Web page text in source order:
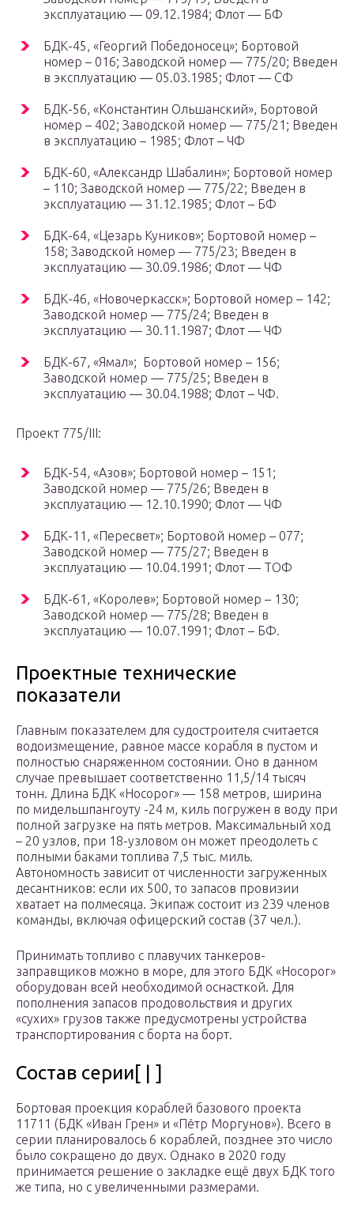
эксплуатацию — 09.12.1984; Флот — БФ
БДК-45, «Георгий Победоносец»; Бортовой
номер – 016; Заводской номер — 775/20; Введен
в эксплуатацию — 05.03.1985; Флот — СФ
БДК-56, «Константин Ольшанский», Бортовой
номер – 402; Заводской номер — 775/21; Введен
в эксплуатацию – 1985; Флот – ЧФ
БДК-60, «Александр Шабалин»; Бортовой номер
– 110; Заводской номер — 775/22; Введен в
эксплуатацию — 31.12.1985; Флот – БФ
БДК-64, «Цезарь Куников»; Бортовой номер –
158; Заводской номер — 775/23; Введен в
эксплуатацию — 30.09.1986; Флот — ЧФ
БДК-46, «Новочеркасск»; Бортовой номер – 142;
Заводской номер — 775/24; Введен в
эксплуатацию — 30.11.1987; Флот — ЧФ
БДК-67, «Ямал»; Бортовой номер – 156;
Заводской номер — 775/25; Введен в
эксплуатацию — 30.04.1988; Флот – ЧФ.
Проект 775/III:
БДК-54, «Азов»; Бортовой номер – 151;
Заводской номер — 775/26; Введен в
эксплуатацию — 12.10.1990; Флот — ЧФ
БДК-11, «Пересвет»; Бортовой номер – 077;
Заводской номер — 775/27; Введен в
эксплуатацию — 10.04.1991; Флот — ТОФ
БДК-61, «Королев»; Бортовой номер – 130;
Заводской номер — 775/28; Введен в
эксплуатацию — 10.07.1991; Флот – БФ.
Проектные технические
показатели
Главным показателем для судостроителя считается
водоизмещение, равное массе корабля в пустом и
полностью снаряженном состоянии. Оно в данном
случае превышает соответственно 11,5/14 тысяч
тонн. Длина БДК «Носорог» — 158 метров, ширина
по мидельшпангоуту -24 м, киль погружен в воду при
полной загрузке на пять метров. Максимальный ход
– 20 узлов, при 18-узловом он может преодолеть с
полными баками топлива 7,5 тыс. миль.
Автономность зависит от численности загруженных
десантников: если их 500, то запасов провизии
хватает на полмесяца. Экипаж состоит из 239 членов
команды, включая офицерский состав (37 чел.).
Принимать топливо с плавучих танкеров-
заправщиков можно в море, для этого БДК «Носорог»
оборудован всей необходимой оснасткой. Для
пополнения запасов продовольствия и других
«сухих» грузов также предусмотрены устройства
транспортирования с борта на борт.
Состав серии[ | ]
Бортовая проекция кораблей базового проекта
11711 (БДК «Иван Грен» и «Пётр Моргунов»). Всего в
серии планировалось 6 кораблей, позднее это число
было сокращено до двух. Однако в 2020 году
принимается решение о закладке ещё двух БДК того
же типа, но с увеличенными размерами.